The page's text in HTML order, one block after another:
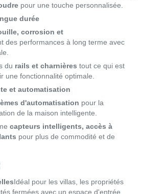
pour une touche personnalisée.
durée
corrosion et
des performances à long terme avec
du rails et charnières tout ce qui est
une fonctionnalité optimale.
et automatisation
d'automatisation pour la
de la maison intelligente.
capteurs intelligents, accès à
pour plus de commodité et de
Idéal pour les villas, les propriétés
fermées avec un espace d'entrée